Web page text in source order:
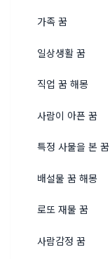
가족 꿈
일상생활 꿈
직업 꿈 해몽
사람이 아픈 꿈
특정 사물을 본 꿈
배설물 꿈 해몽
로또 재물 꿈
사람감정 꿈